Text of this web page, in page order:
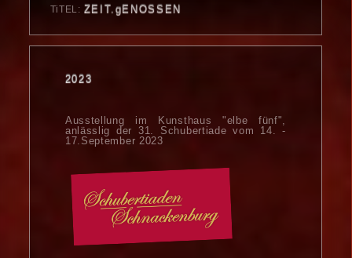
TiTEL: ZEIT.gENOSSEN
2023
Ausstellung im Kunsthaus "elbe fünf",
anlässlig der 31. Schubertiade vom 14. -
17.September 2023